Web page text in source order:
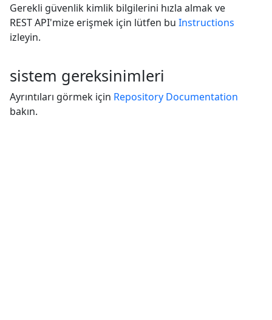
Gerekli güvenlik kimlik bilgilerini hızla almak ve
REST API'mize erişmek için lütfen bu Instructions
izleyin.
sistem gereksinimleri
Ayrıntıları görmek için Repository Documentation
bakın.